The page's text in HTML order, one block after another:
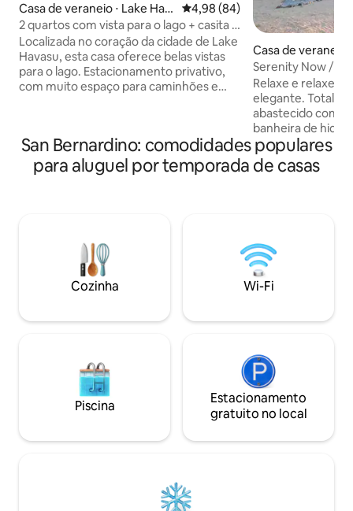
Casa de veraneio ⋅ Lake Hav
asu City
4,98 de uma avaliação média
4,98 (84)
2 quartos com vista para o lago + casita e
piscina + conexão completa para trailer
Localizada no coração da cidade de Lake
Havasu, esta casa oferece belas vistas
para o lago. Estacionamento privativo,
com muito espaço para caminhões e
para trailers na garagem (taxa adicional)
1 cama king size no quarto principal 1
sofá-cama queen size na sala de estar 2
lançamento de Windsor 1,5 milhas até a
ponte de Londres
Casa de veraneio
Serenity Now /
hidromassagem
Relaxe e relaxe
elegante.
abastecido com o
banheira de
melhorada!
pátio privativo
e chuveiro. À
Starlink para
de 85 polegadas.
está totalmente
secadora de
no local por taxa
San Bernardino: comodidades populares
para aluguel por temporada de casas
Cozinha Wi-Fi
Piscina
Estacionamento
gratuito no local